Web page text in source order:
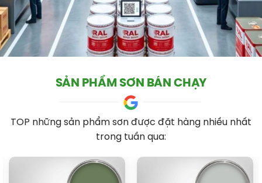
SẢN PHẨM SƠN BÁN CHẠY
TOP những sản phẩm sơn được đặt hàng nhiều nhất
trong tuần qua: